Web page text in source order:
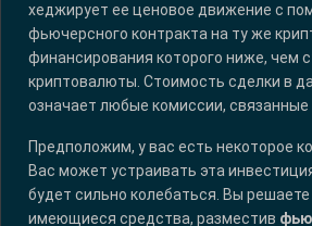
хеджирует ее ценовое движение с
фьючерсного контракта на ту же
финансирования которого ниже, чем
криптовалюты. Стоимость сделки в
означает любые комиссии, связанные
Предположим, у вас есть некоторое
Вас может устраивать эта
будет сильно колебаться. Вы
имеющиеся средства, разместив